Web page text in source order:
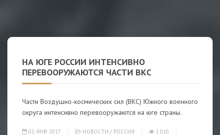
НА ЮГЕ РОССИИ ИНТЕНСИВНО
ПЕРЕВООРУЖАЮТСЯ ЧАСТИ ВКС
Части Воздушно-космических сил (ВКС) Южного военного
округа интенсивно перевооружаются на юге страны.
01-ЯНВ-2017 НОВОСТИ / РОССИЯ 1 010